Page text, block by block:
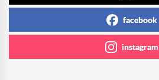
facebook
instagram